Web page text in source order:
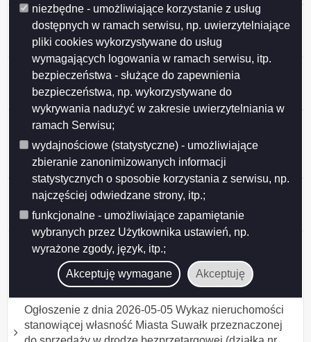
niezbędne - umożliwiające korzystanie z usług
dostępnych w ramach serwisu, np. uwierzytelniające
pliki cookies wykorzystywane do usług
wymagających logowania w ramach serwisu, itp.
bezpieczeństwa - służące do zapewnienia
bezpieczeństwa, np. wykorzystywane do
wykrywania nadużyć w zakresie uwierzytelniania w
ramach Serwisu;
wydajnościowe (statystyczne) - umożliwiające
zbieranie zanonimizowanych informacji
statystycznych o sposobie korzystania z serwisu, np.
najczęściej odwiedzane strony, itp.;
funkcjonalne - umożliwiające zapamiętanie
wybranych przez Użytkownika ustawień, np.
wyrażone zgody, język, itp.;
Akceptuję wymagane Akceptuję
Ogłoszenie z dnia 2026-05-26 Ogłoszenie o IV
przetargu ustnym nieograniczonym, działka nr 35388,
położona w Obrębie nr 7 w Suwałkach.
Ogłoszenie z dnia 2026-05-26 Ogłoszenie o IV
przetargu ustnym nieograniczonym, działka nr 35378,
położona w Obrębie nr 7 w Suwałkach.
Ogłoszenie z dnia 2026-05-13 Wykaz nieruchomości
do sprzedaży w drodze bezprzetargowej (działka nr
25762/16).
Ogłoszenie z dnia 2026-05-06 Wykaz nr 10/2026
nieruchomości stanowiących własność Gminy Miasta
Suwałki przeznaczonych do najmu i dzierżawy.
Ogłoszenie z dnia 2026-05-05 Wykaz nieruchomości
stanowiącej własność Miasta Suwałk przeznaczonej
do sprzedaży w drodze przetargu ustnego
nieograniczonego (działka nr 11378/2 i 11377/5).
Ogłoszenie z dnia 2026-05-05 Wykaz nieruchomości
stanowiącej własność Miasta Suwałk przeznaczonej